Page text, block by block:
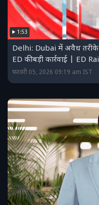
1:53
Delhi: Dubai में अवैध
ED की बड़ी कार्रवाई | ED
फ़रवरी 05, 2026 09:19 am IST